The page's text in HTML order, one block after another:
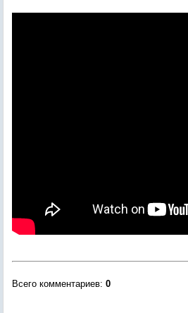
Всего комментариев: 0